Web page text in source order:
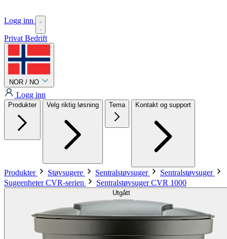
Logg inn
Privat Bedrift
NOR / NO
Logg inn
Produkter Velg riktig løsning Tema Kontakt og support
Produkter Støvsugere Sentralstøvsuger
Sentralstøvsuger
Sugeenheter CVR-serien
Sentralstøvsuger CVR 1000
Utgått